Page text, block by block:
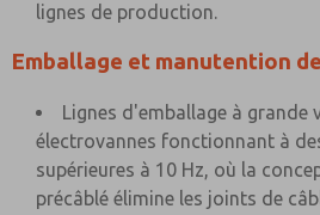
lignes de production.
Emballage et manutention
Lignes d'emballage à grande
électrovannes fonctionnant à
supérieures à 10 Hz, où la
précâblé élimine les joints de